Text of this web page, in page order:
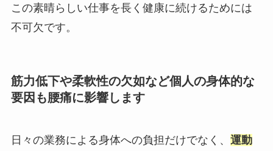
この素晴らしい仕事を長く健康に続けるためには
不可欠です。
筋力低下や柔軟性の欠如など個人の身体的な
要因も腰痛に影響します
日々の業務による身体への負担だけでなく、 運動